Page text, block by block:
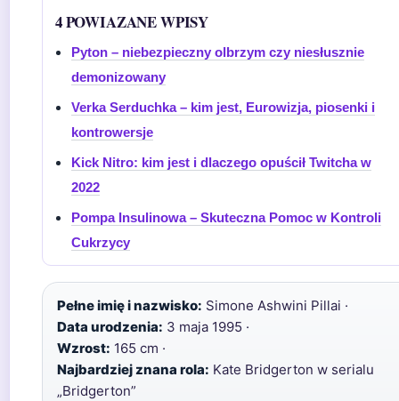
4 POWIAZANE WPISY
Pyton – niebezpieczny olbrzym czy niesłusznie
demonizowany
Verka Serduchka – kim jest, Eurowizja, piosenki i
kontrowersje
Kick Nitro: kim jest i dlaczego opuścił Twitcha w
2022
Pompa Insulinowa – Skuteczna Pomoc w Kontroli
Cukrzycy
Pełne imię i nazwisko: Simone Ashwini Pillai ·
Data urodzenia: 3 maja 1995 ·
Wzrost: 165 cm ·
Najbardziej znana rola: Kate Bridgerton w serialu
„Bridgerton”